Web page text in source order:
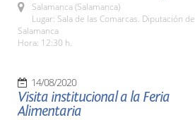
Salamanca (Salamanca)
Lugar: Sala de las Comarcas. Diputación de
Salamanca
Hora: 12:30 h.
14/08/2020
Visita institucional a la Feria
Alimentaria